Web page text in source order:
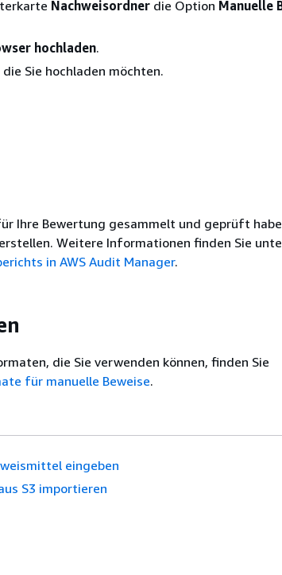
Nachweisordner die Option Manuelle
hochladen.
Sie hochladen möchten.
Ihre Bewertung gesammelt und geprüft
Weitere Informationen finden Sie
in AWS Audit Manager.
die Sie verwenden können, finden Sie
für manuelle Beweise.
eingeben
S3 importieren